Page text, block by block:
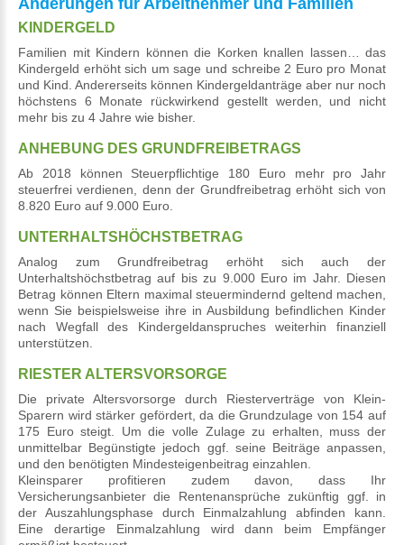
KINDERGELD
Familien mit Kindern können die Korken knallen lassen… das
Kindergeld erhöht sich um sage und schreibe 2 Euro pro Monat
und Kind. Andererseits können Kindergeldanträge aber nur noch
höchstens 6 Monate rückwirkend gestellt werden, und nicht
mehr bis zu 4 Jahre wie bisher.
ANHEBUNG DES GRUNDFREIBETRAGS
Ab 2018 können Steuerpflichtige 180 Euro mehr pro Jahr
steuerfrei verdienen, denn der Grundfreibetrag erhöht sich von
8.820 Euro auf 9.000 Euro.
UNTERHALTSHÖCHSTBETRAG
Analog zum Grundfreibetrag erhöht sich auch der
Unterhaltshöchstbetrag auf bis zu 9.000 Euro im Jahr. Diesen
Betrag können Eltern maximal steuermindernd geltend machen,
wenn Sie beispielsweise ihre in Ausbildung befindlichen Kinder
nach Wegfall des Kindergeldanspruches weiterhin finanziell
unterstützen.
RIESTER ALTERSVORSORGE
Die private Altersvorsorge durch Riesterverträge von Klein-
Sparern wird stärker gefördert, da die Grundzulage von 154 auf
175 Euro steigt. Um die volle Zulage zu erhalten, muss der
unmittelbar Begünstigte jedoch ggf. seine Beiträge anpassen,
und den benötigten Mindesteigenbeitrag einzahlen.
Kleinsparer profitieren zudem davon, dass Ihr
Versicherungsanbieter die Rentenansprüche zukünftig ggf. in
der Auszahlungsphase durch Einmalzahlung abfinden kann.
Eine derartige Einmalzahlung wird dann beim Empfänger